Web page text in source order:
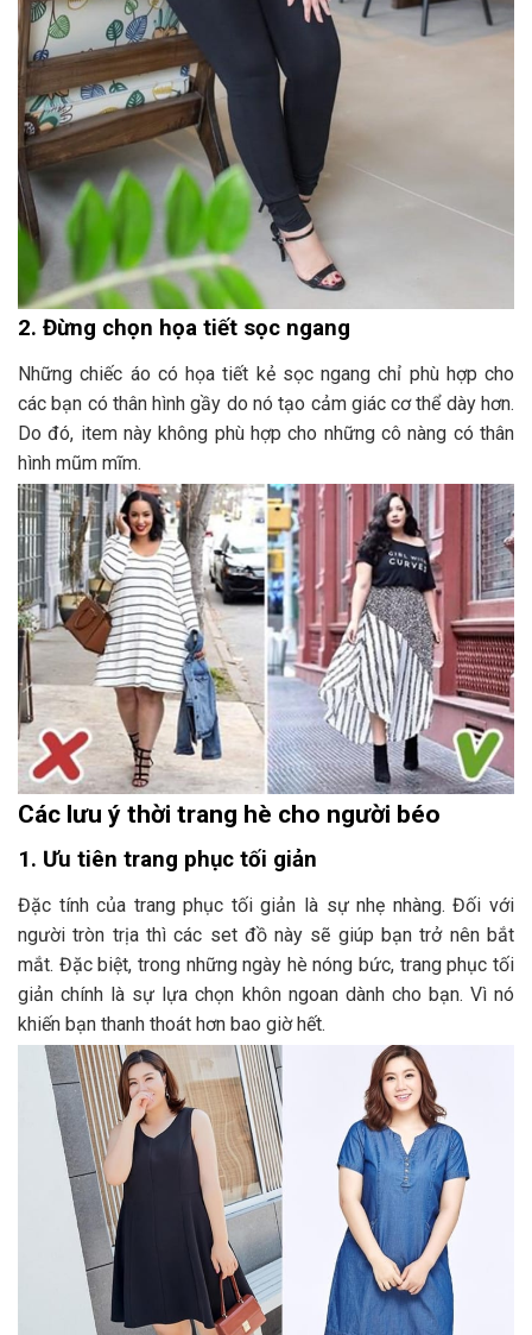
2. Đừng chọn họa tiết sọc ngang
Những chiếc áo có họa tiết kẻ sọc ngang chỉ phù hợp cho
các bạn có thân hình gầy do nó tạo cảm giác cơ thể dày hơn.
Do đó, item này không phù hợp cho những cô nàng có thân
hình mũm mĩm.
Các lưu ý thời trang hè cho người béo
1. Ưu tiên trang phục tối giản
Đặc tính của trang phục tối giản là sự nhẹ nhàng. Đối với
người tròn trịa thì các set đồ này sẽ giúp bạn trở nên bắt
mắt. Đặc biệt, trong những ngày hè nóng bức, trang phục tối
giản chính là sự lựa chọn khôn ngoan dành cho bạn. Vì nó
khiến bạn thanh thoát hơn bao giờ hết.